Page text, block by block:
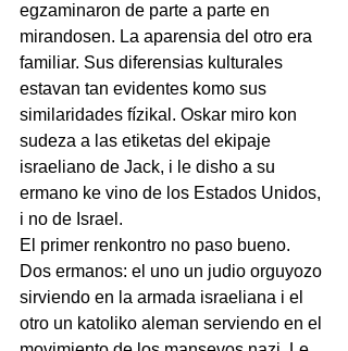
egzaminaron de parte a parte en
mirandosen. La aparensia del otro era
familiar. Sus diferensias kulturales
estavan tan evidentes komo sus
similaridades fízikal. Oskar miro kon
sudeza a las etiketas del ekipaje
israeliano de Jack, i le disho a su
ermano ke vino de los Estados Unidos,
i no de Israel.
El primer renkontro no paso bueno.
Dos ermanos: el uno un judio orguyozo
sirviendo en la armada israeliana i el
otro un katoliko aleman serviendo en el